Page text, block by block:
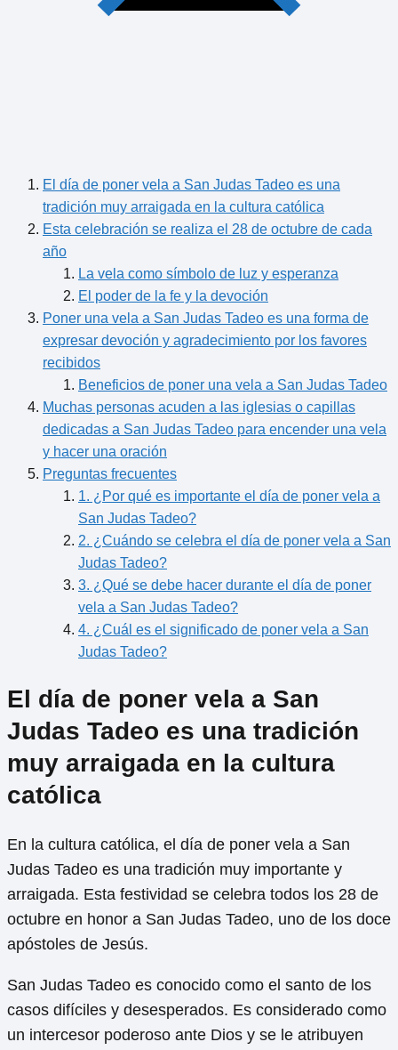
El día de poner vela a San Judas Tadeo es una
tradición muy arraigada en la cultura católica
Esta celebración se realiza el 28 de octubre de cada
año
La vela como símbolo de luz y esperanza
El poder de la fe y la devoción
Poner una vela a San Judas Tadeo es una forma de
expresar devoción y agradecimiento por los favores
recibidos
Beneficios de poner una vela a San Judas Tadeo
Muchas personas acuden a las iglesias o capillas
dedicadas a San Judas Tadeo para encender una vela
y hacer una oración
Preguntas frecuentes
1. ¿Por qué es importante el día de poner vela a
San Judas Tadeo?
2. ¿Cuándo se celebra el día de poner vela a San
Judas Tadeo?
3. ¿Qué se debe hacer durante el día de poner
vela a San Judas Tadeo?
4. ¿Cuál es el significado de poner vela a San
Judas Tadeo?
El día de poner vela a San
Judas Tadeo es una tradición
muy arraigada en la cultura
católica
En la cultura católica, el día de poner vela a San
Judas Tadeo es una tradición muy importante y
arraigada. Esta festividad se celebra todos los 28 de
octubre en honor a San Judas Tadeo, uno de los doce
apóstoles de Jesús.
San Judas Tadeo es conocido como el santo de los
casos difíciles y desesperados. Es considerado como
un intercesor poderoso ante Dios y se le atribuyen